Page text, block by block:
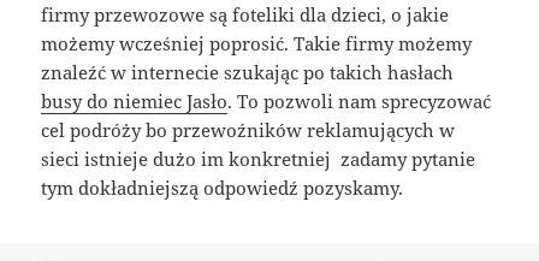
firmy przewozowe są foteliki dla dzieci, o jakie
możemy wcześniej poprosić. Takie firmy możemy
znaleźć w internecie szukając po takich hasłach
busy do niemiec Jasło. To pozwoli nam sprecyzować
cel podróży bo przewoźników reklamujących w
sieci istnieje dużo im konkretniej zadamy pytanie
tym dokładniejszą odpowiedź pozyskamy.